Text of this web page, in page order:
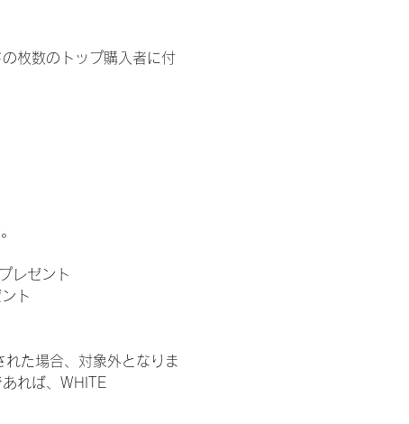
枚数のトップ購入者に付
レゼント
ト
た場合、対象外となりま
れば、WHITE